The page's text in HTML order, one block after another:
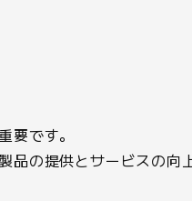
です。
の提供とサービスの向